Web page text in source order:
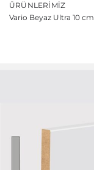
ÜRÜNLERIMIZ
Vario Beyaz Ultra 10 cm